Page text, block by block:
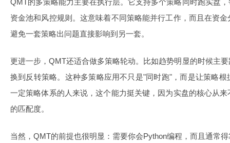
资金池和风控规则。这意味着不同策略能并行工作，而且在资
避免一套策略出问题直接影响到另一套。
更进一步，QMT还适合做多策略轮动。比如趋势明显的时候主
换到反转策略。这种多策略应用不只是"同时跑"，而是让策略
一定策略体系的人来说，这个能力挺关键，因为实盘的核心从
的匹配度。
当然，QMT的前提也很明显：需要你会Python编程，而且通常